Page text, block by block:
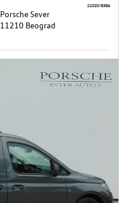
Porsche Sever
11210 Beograd
21020/8386